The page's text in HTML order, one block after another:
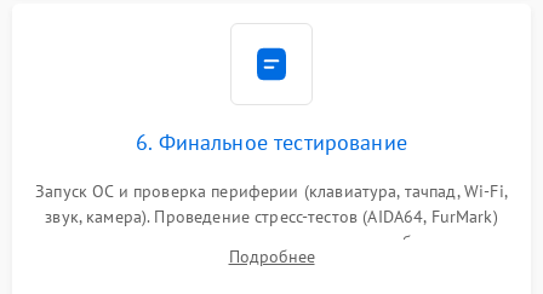
6. Финальное тестирование
Запуск ОС и проверка периферии (клавиатура, тачпад, Wi-Fi,
звук, камера). Проведение стресс-тестов (AIDA64, FurMark)
для контроля температурного режима и стабильности
системы под пиковой нагрузкой.
Подробнее